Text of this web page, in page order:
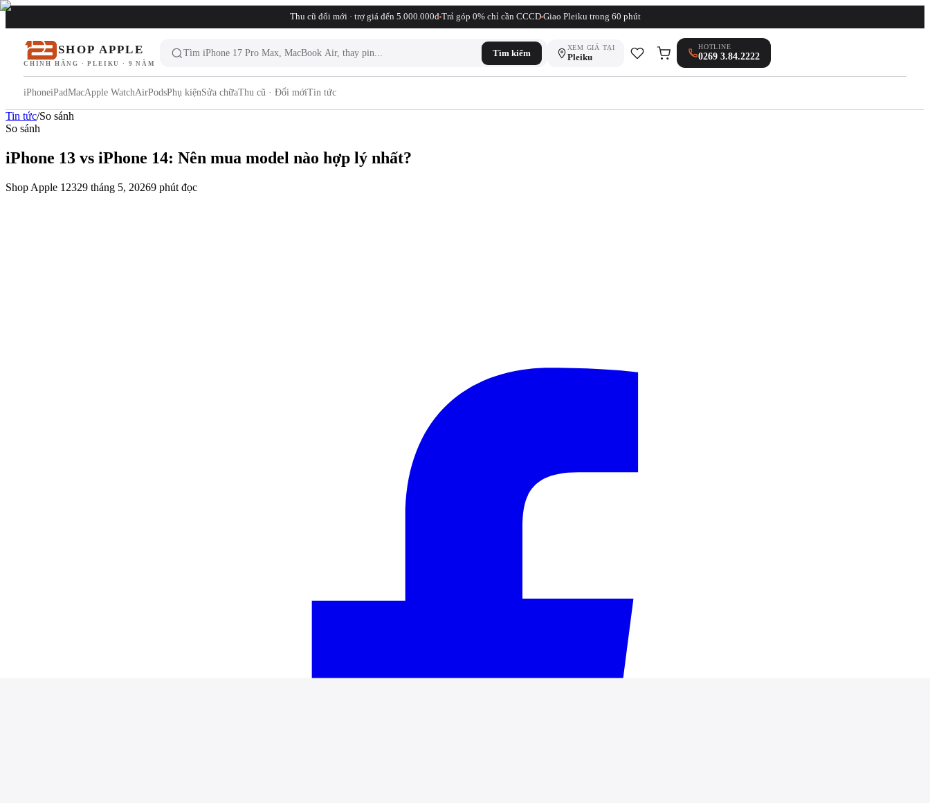
Thu cũ đổi mới · trợ giá đến 5.000.000đ Trả góp 0% chỉ cần CCCD Giao Pleiku trong 60 phút
SHOP APPLE
CHÍNH HÃNG · PLEIKU · 9 NĂM
Tìm kiếm XEM GIÁ TẠI
Pleiku
HOTLINE
0269 3.84.2222
iPhoneiPadMacApple WatchAirPodsPhụ kiệnSửa chữaThu cũ · Đổi mớiTin tức
Tin tức/So sánh
So sánh
iPhone 13 vs iPhone 14: Nên mua model nào hợp lý nhất?
Shop Apple 12329 tháng 5, 20269 phút đọc